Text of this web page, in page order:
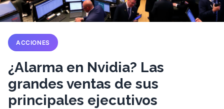
ACCIONES
¿Alarma en Nvidia? Las
grandes ventas de sus
principales ejecutivos